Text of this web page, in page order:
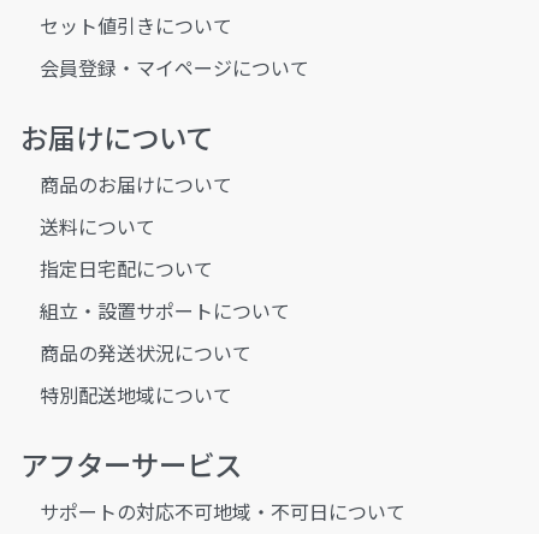
セット値引きについて
会員登録・マイページについて
お届けについて
商品のお届けについて
送料について
指定日宅配について
組立・設置サポートについて
商品の発送状況について
特別配送地域について
アフターサービス
サポートの対応不可地域・不可日について